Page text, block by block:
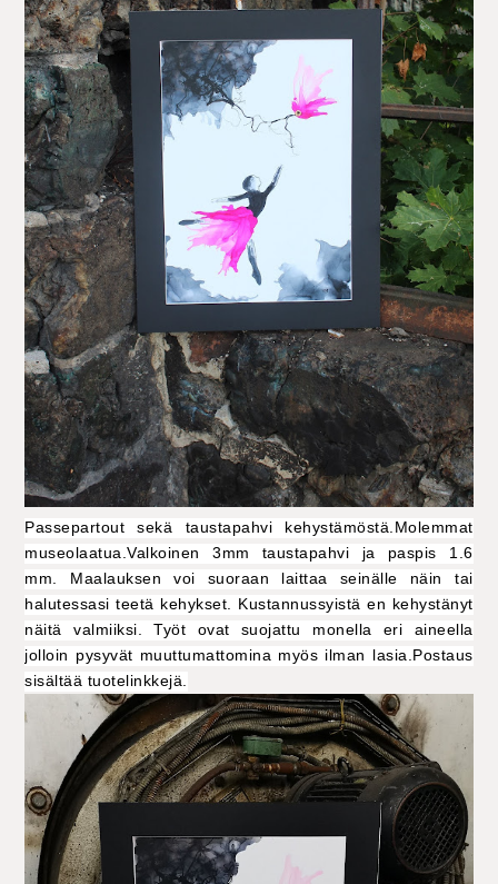
Passepartout sekä taustapahvi kehystämöstä.Molemmat
museolaatua.Valkoinen 3mm taustapahvi ja paspis 1.6
mm. Maalauksen voi suoraan laittaa seinälle näin tai
halutessasi teetä kehykset. Kustannussyistä en kehystänyt
näitä valmiiksi. Työt ovat suojattu monella eri aineella
jolloin pysyvät muuttumattomina myös ilman lasia.Postaus
sisältää tuotelinkkejä.